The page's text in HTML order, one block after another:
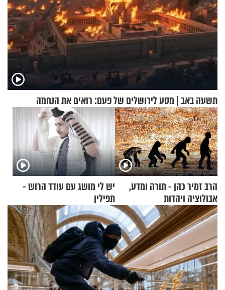
תשעה באב | מסע לירושלים של פעם: רואים את הנחמה
הרב זמיר כהן - תורה ומדע,
אבולוציה ויהדות
יש לי מושג עם עודד הרוש -
תפילין